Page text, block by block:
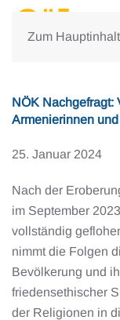
Zum
NÖK Nachgefragt:
Armenierinnen
25. Januar 2024
Nach der
im September
vollständig
nimmt die Folgen
Bevölkerung und
friedensethischer
der Religionen in